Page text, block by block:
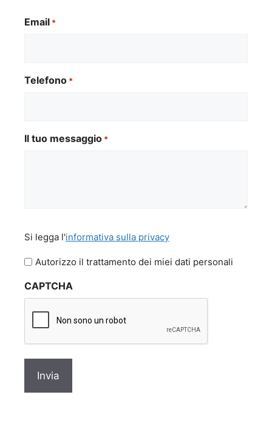
Email *
Telefono *
Il tuo messaggio *
legga
l'informativa
privacy
Si legga l'informativa sulla privacy
Autorizzo il trattamento dei miei dati personali
CAPTCHA